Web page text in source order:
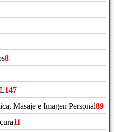
8
147
Masaje e Imagen Personal89
11